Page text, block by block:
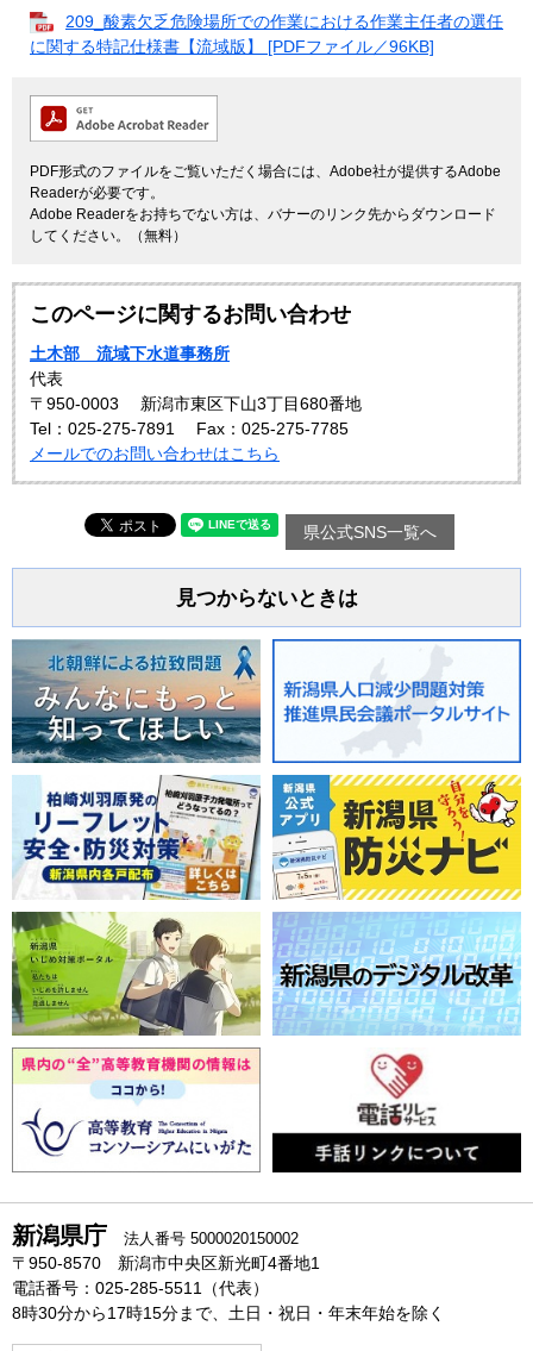
209_酸素欠乏危険場所での作業における作業主任者の選任
に関する特記仕様書【流域版】 [PDFファイル／96KB]
PDF形式のファイルをご覧いただく場合には、Adobe社が提供するAdobe
Readerが必要です。
Adobe Readerをお持ちでない方は、バナーのリンク先からダウンロード
してください。（無料）
このページに関するお問い合わせ
土木部 流域下水道事務所
代表
〒950-0003
新潟市東区下山3丁目680番地
Tel：025-275-7891
Fax：025-275-7785
メールでのお問い合わせはこちら
県公式SNS一覧へ
見つからないときは
新潟県庁 法人番号 5000020150002
〒950-8570 新潟市中央区新光町4番地1
電話番号：025-285-5511（代表）
8時30分から17時15分まで、土日・祝日・年末年始を除く